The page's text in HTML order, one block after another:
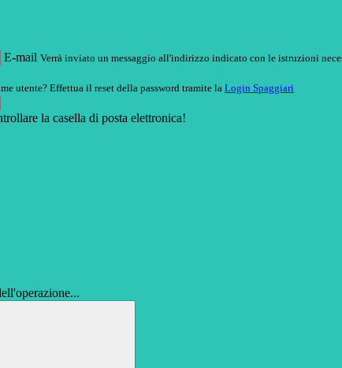
E-mail Verrà inviato un messaggio all'indirizzo indicato con le istruzioni
utente? Effettua il reset della password tramite la Login Spaggiari
la casella di posta elettronica!